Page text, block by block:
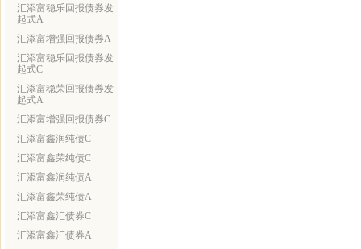
汇添富稳乐回报债券发
起式A
汇添富增强回报债券A
汇添富稳乐回报债券发
起式C
汇添富稳荣回报债券发
起式A
汇添富增强回报债券C
汇添富鑫润纯债C
汇添富鑫荣纯债C
汇添富鑫润纯债A
汇添富鑫荣纯债A
汇添富鑫汇债券C
汇添富鑫汇债券A